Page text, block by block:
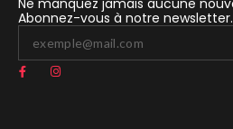
Abonnez-vous à notre newsletter.